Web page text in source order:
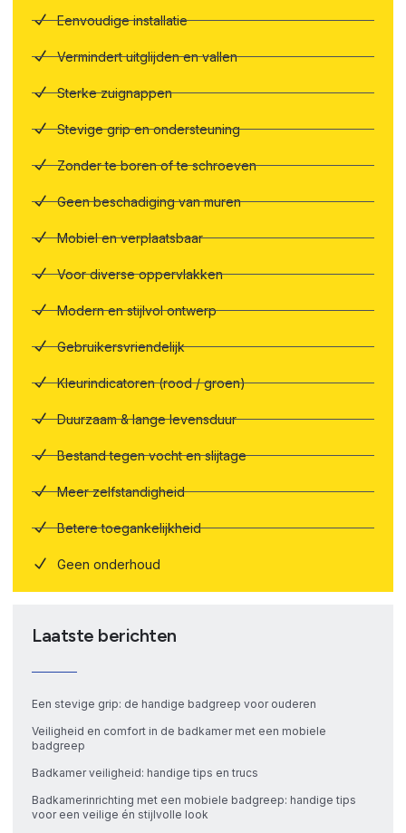
Eenvoudige installatie
Vermindert uitglijden en vallen
Sterke zuignappen
Stevige grip en ondersteuning
Zonder te boren of te schroeven
Geen beschadiging van muren
Mobiel en verplaatsbaar
Voor diverse oppervlakken
Modern en stijlvol ontwerp
Gebruikersvriendelijk
Kleurindicatoren (rood / groen)
Duurzaam & lange levensduur
Bestand tegen vocht en slijtage
Meer zelfstandigheid
Betere toegankelijkheid
Geen onderhoud
Laatste berichten
Een stevige grip: de handige badgreep voor ouderen
Veiligheid en comfort in de badkamer met een mobiele
badgreep
Badkamer veiligheid: handige tips en trucs
Badkamerinrichting met een mobiele badgreep: handige tips
voor een veilige én stijlvolle look